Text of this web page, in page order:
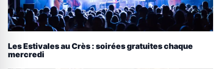
Les Estivales au Crès : soirées gratuites chaque
mercredi